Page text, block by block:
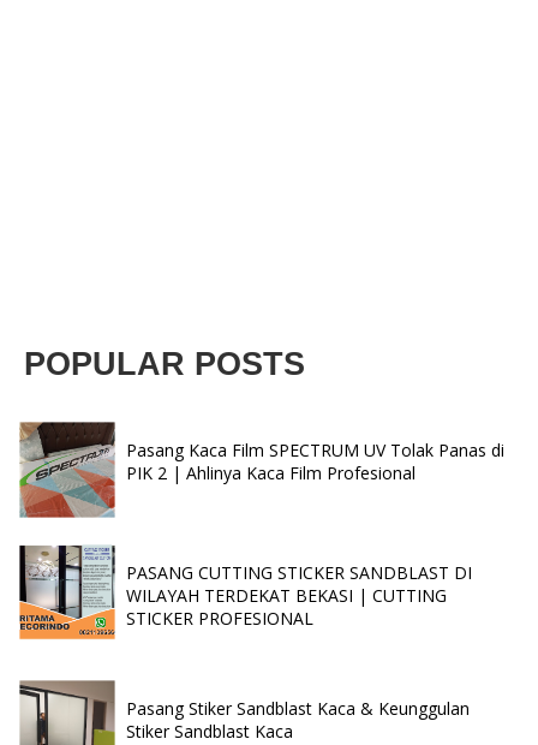
POPULAR POSTS
Pasang Kaca Film SPECTRUM UV Tolak Panas di
PIK 2 | Ahlinya Kaca Film Profesional
PASANG CUTTING STICKER SANDBLAST DI
WILAYAH TERDEKAT BEKASI | CUTTING
STICKER PROFESIONAL
Pasang Stiker Sandblast Kaca & Keunggulan
Stiker Sandblast Kaca